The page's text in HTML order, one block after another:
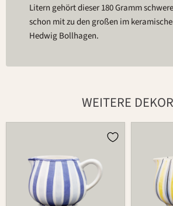
Litern gehört dieser 180 Gramm
schon mit zu den großen im
Hedwig Bollhagen.
WEITERE